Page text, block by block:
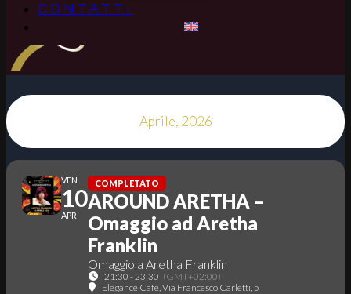
CONTATTI
Aprile, 2026
VEN
10
APR
COMPLETATO
AROUND ARETHA –
Omaggio ad Aretha
Franklin
Omaggio a Aretha Franklin
21:30 - 23:30 (GMT+02:00)
Elegance Cafè , Via Francesco Carletti, 5